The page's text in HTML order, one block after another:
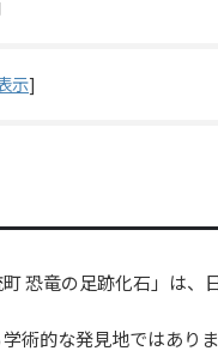
示]
恐竜の足跡化石」は、
術的な発見地ではあり